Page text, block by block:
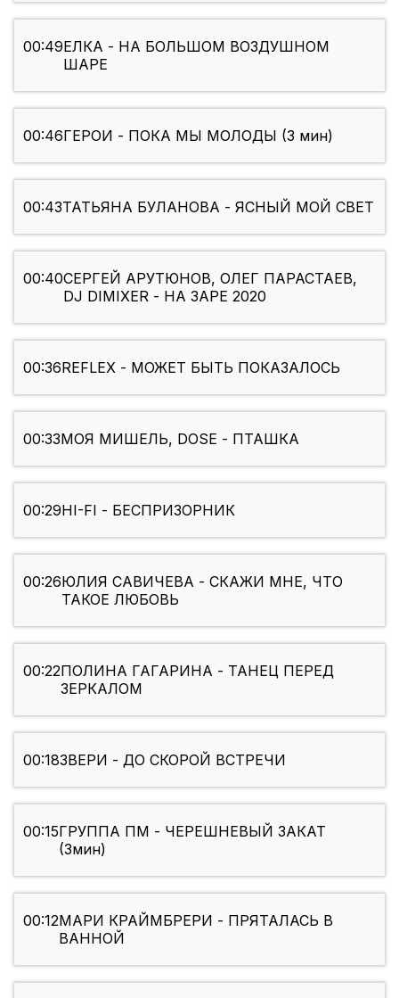
00:49ЕЛКА - НА БОЛЬШОМ ВОЗДУШНОМ
ШАРЕ
00:46ГЕРОИ - ПОКА МЫ МОЛОДЫ (3 мин)
00:43ТАТЬЯНА БУЛАНОВА - ЯСНЫЙ МОЙ СВЕТ
00:40СЕРГЕЙ АРУТЮНОВ, ОЛЕГ ПАРАСТАЕВ,
DJ DIMIXER - НА ЗАРЕ 2020
00:36REFLEX - МОЖЕТ БЫТЬ ПОКАЗАЛОСЬ
00:33МОЯ МИШЕЛЬ, DOSE - ПТАШКА
00:29HI-FI - БЕСПРИЗОРНИК
00:26ЮЛИЯ САВИЧЕВА - СКАЖИ МНЕ, ЧТО
ТАКОЕ ЛЮБОВЬ
00:22ПОЛИНА ГАГАРИНА - ТАНЕЦ ПЕРЕД
ЗЕРКАЛОМ
00:18ЗВЕРИ - ДО СКОРОЙ ВСТРЕЧИ
00:15ГРУППА ПМ - ЧЕРЕШНЕВЫЙ ЗАКАТ
(3мин)
00:12МАРИ КРАЙМБРЕРИ - ПРЯТАЛАСЬ В
ВАННОЙ